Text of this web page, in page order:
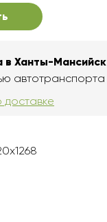
в Ханты-Мансийск
автотранспорта